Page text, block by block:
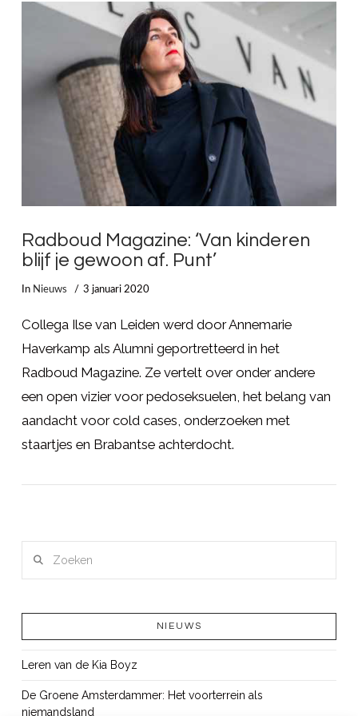
LEES MEER
Radboud Magazine: ‘Van kinderen
blijf je gewoon af. Punt’
In Nieuws 3 januari 2020
Collega Ilse van Leiden werd door Annemarie
Haverkamp als Alumni geportretteerd in het
Radboud Magazine. Ze vertelt over onder andere
een open vizier voor pedoseksuelen, het belang van
aandacht voor cold cases, onderzoeken met
staartjes en Brabantse achterdocht.
NIEUWS
Leren van de Kia Boyz
De Groene Amsterdammer: Het voorterrein als
niemandsland